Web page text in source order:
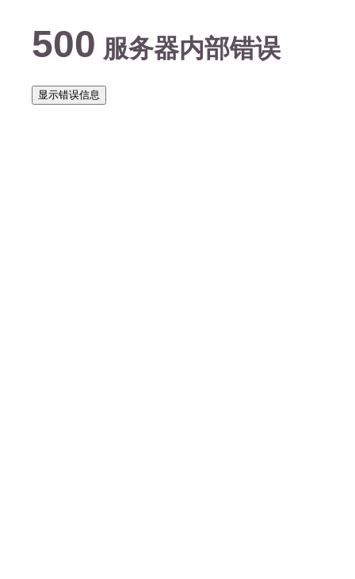
500 服务器内部错误